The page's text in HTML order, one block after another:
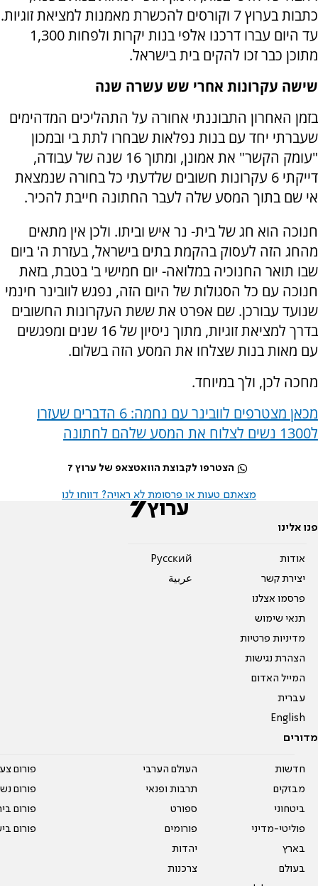
כתבות בערוץ 7 וקורסים להכשרת מאמנות למציאת זוגיות.
עד היום עברו דרכנו אלפי בנות יקרות ולפחות 1,300
מתוכן כבר זכו להקים בית בישראל.
שישה עקרונות אחרי שש עשרה שנה
בזמן האחרון התבוננתי אחורה על התהליכים המדהימים
שעברתי יחד עם בנות נפלאות שבחרו לתת בי ובמכון
"עומק הקשר" את אמונן, ומתוך 16 שנה של עבודה,
דייקתי 6 עקרונות חשובים שלדעתי כל בחורה שנמצאת
אי שם בתוך המסע שלה לעבר החתונה חייבת להכיר.
חנוכה הוא חג של בית- נר איש וביתו. ולכן אין מתאים
מהחג הזה לעסוק בהקמת בתים בישראל, בעזרת ה' ביום
שבו תואר החנוכיה במלואה- יום חמישי ב' בטבת, בזאת
חנוכה עם כל הסגולות של היום הזה, נפגש לוובינר חינמי
שנועד עבורכן. שם אפרט את ששת העקרונות החשובים
בדרך למציאת זוגיות, מתוך ניסיון של 16 שנים ומפגשים
עם מאות בנות שצלחו את המסע הזה בשלום.
מחכה לכן, ולך במיוחד.
מכאן מצטרפים לוובינר עם נחמה: 6 הדברים שעזרו
ל1300 נשים לצלוח את המסע שלהם לחתונה
הצטרפו לקבוצת הוואטצאפ של ערוץ 7
מצאתם טעות או פרסומת לא ראויה? דווחו לנו
פנו אלינו
אודות
יצירת קשר
פרסמו אצלנו
תנאי שימוש
מדיניות פרטיות
הצהרת נגישות
המייל האדום
עברית
English
Pусский
عربية
מדורים
חדשות
מבזקים
ביטחוני
פוליטי-מדיני
בארץ
בעולם
העולם הערבי
תרבות ופנאי
ספורט
פורומים
יהדות
צרכנות
פורום
פורום
פורום
פורום